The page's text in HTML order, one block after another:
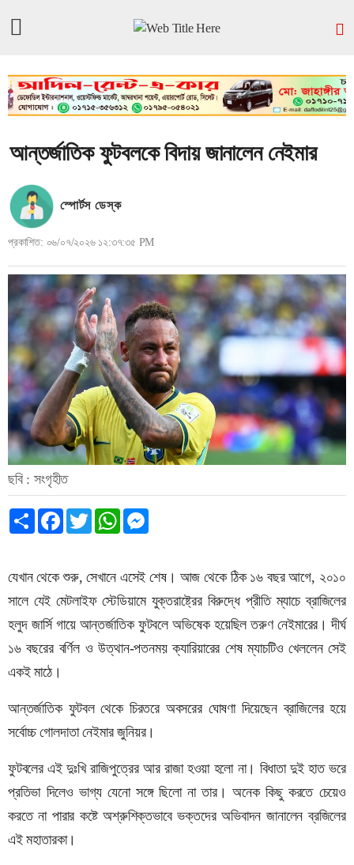
আন্তর্জাতিক ফুটবলকে বিদায় জানালেন নেইমার
স্পোর্টস ডেস্ক
প্রকাশিত: ০৬/০৭/২০২৬ ১২:৩৭:৩৫ PM
ছবি : সংগৃহীত
Share FacebookTwitterWhatsApp
যেখান থেকে শুরু, সেখানে এসেই শেষ। আজ থেকে ঠিক ১৬ বছর আগে, ২০১০
সালে যেই মেটলাইফ স্টেডিয়ামে যুক্তরাষ্ট্রের বিরুদ্ধে প্রীতি ম্যাচে ব্রাজিলের
হলুদ জার্সি গায়ে আন্তর্জাতিক ফুটবলে অভিষেক হয়েছিল তরুণ নেইমারের। দীর্ঘ
১৬ বছরের বর্ণিল ও উত্থান-পতনময় ক্যারিয়ারের শেষ ম্যাচটিও খেললেন সেই
একই মাঠে।
আন্তর্জাতিক ফুটবল থেকে চিরতরে অবসরের ঘোষণা দিয়েছেন ব্রাজিলের হয়ে
সর্বোচ্চ গোলদাতা নেইমার জুনিয়র।
ফুটবলের এই দুঃখি রাজিপুত্রের আর রাজা হওয়া হলো না। বিধাতা দুই হাত ভরে
প্রতিভা দিলেও ভাগ্য যেনো সঙ্গে ছিলো না তার। অনেক কিছু করতে চেয়েও
করতে না পারার কষ্টে অশ্রুশিক্তভাবে ভক্তদের অভিবাদন জানালেন ব্রজিলের
এই মহাতারকা।